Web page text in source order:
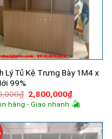
Lý Tủ Kệ Trưng Bày 1M4 x
99%
₫ Giá
gốc
là:
2,800,000₫Giá
hiện
tại
hàng - Giao nhanh